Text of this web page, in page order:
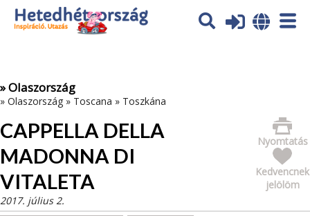
Az oldal sütiket (cookies) használ. További tájékoztatás itt:
Adatvédelmi tájékoztató
» Olaszország
» Olaszország » Toscana » Toszkána
CAPPELLA DELLA
MADONNA DI
VITALETA
Nyomtatás
Kedvencnek
jelölöm
2017. július 2.